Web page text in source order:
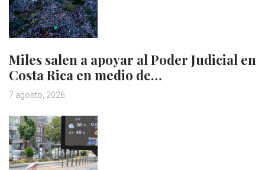
Miles salen a apoyar al Poder Judicial en
Costa Rica en medio de…
7 agosto, 2026